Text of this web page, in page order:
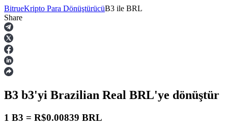
Vadeli İşlemler
BitrueKripto Para DönüştürücüB3 ile BRL
Share
B3 b3'yi Brazilian Real BRL'ye dönüştür
1 B3 = R$0.00839 BRL